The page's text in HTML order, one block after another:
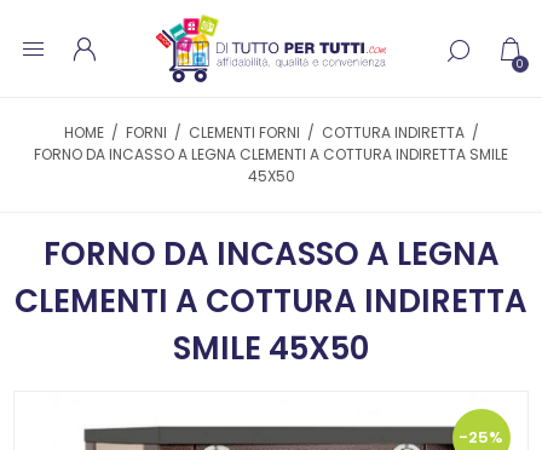
0
HOME / FORNI / CLEMENTI FORNI / COTTURA INDIRETTA /
FORNO DA INCASSO A LEGNA CLEMENTI A COTTURA INDIRETTA SMILE
45X50
FORNO DA INCASSO A LEGNA
CLEMENTI A COTTURA INDIRETTA
SMILE 45X50
-25%